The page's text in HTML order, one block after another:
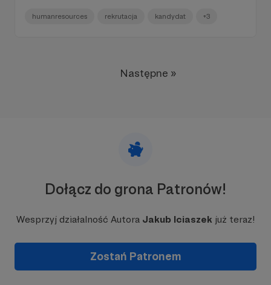
humanresources rekrutacja kandydat +3
Następne »
Dołącz do grona Patronów!
Wesprzyj działalność Autora Jakub Iciaszekjuż teraz!
Zostań Patronem